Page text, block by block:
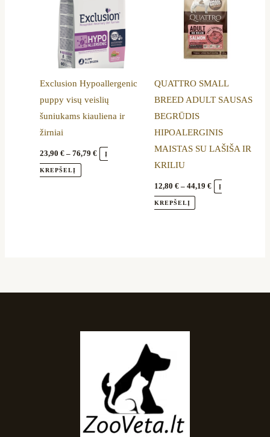
Exclusion Hypoallergenic
puppy visų veislių
šuniukams kiauliena ir
žirniai
23,90€ – 76,79€ Į
KREPŠELĮ
variants.
The
options
may
be
chosen
on
the
page
QUATTRO SMALL
BREED ADULT SAUSAS
BEGRŪDIS
HIPOALERGINIS
MAISTAS SU LAŠIŠA IR
KRILIU
12,80 € – 44,19 € Į
KREPŠELĮ
variants.
The
options
may
chosen
on
the
product
page